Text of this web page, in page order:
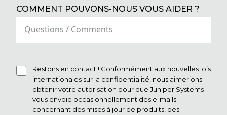
COMMENT POUVONS-NOUS VOUS AIDER ?
Restons en contact ! Conformément aux nouvelles lois
internationales sur la confidentialité, nous aimerions
obtenir votre autorisation pour que Juniper Systems
vous envoie occasionnellement des e-mails
concernant des mises à jour de produits, des